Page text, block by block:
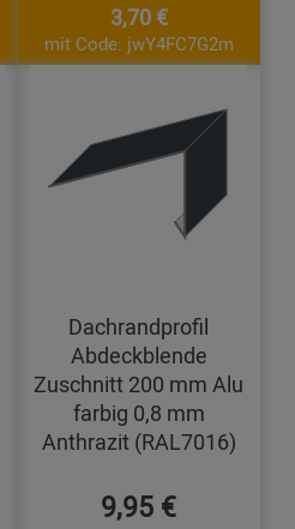
3,70 €
mit Code: jwY4FC7G2m
Dachrandprofil
Abdeckblende
Zuschnitt 200 mm Alu
farbig 0,8 mm
Anthrazit (RAL7016)
9,95 €